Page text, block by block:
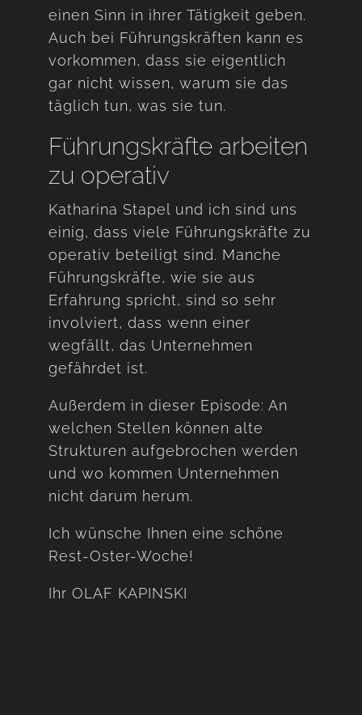
einen Sinn in ihrer Tätigkeit geben.
Auch bei Führungskräften kann es
vorkommen, dass sie eigentlich
gar nicht wissen, warum sie das
täglich tun, was sie tun.
Führungskräfte arbeiten
zu operativ
Katharina Stapel und ich sind uns
einig, dass viele Führungskräfte zu
operativ beteiligt sind. Manche
Führungskräfte, wie sie aus
Erfahrung spricht, sind so sehr
involviert, dass wenn einer
wegfällt, das Unternehmen
gefährdet ist.
Außerdem in dieser Episode: An
welchen Stellen können alte
Strukturen aufgebrochen werden
und wo kommen Unternehmen
nicht darum herum.
Ich wünsche Ihnen eine schöne
Rest-Oster-Woche!
Ihr OLAF KAPINSKI